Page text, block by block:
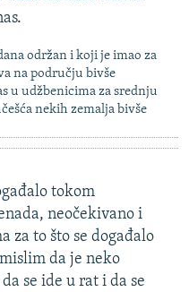
održan i koji je imao za
na području bivše
u udžbenicima za srednju
nekih zemalja bivše
tokom
neočekivano i
za to što se događalo
da je neko
se ide u rat i da se